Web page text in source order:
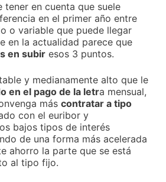
tener en cuenta que suele
en el primer año entre
o variable que puede llegar
en la actualidad parece que
en subir esos 3 puntos.
y medianamente alto que le
en el pago de la letra mensual,
más contratar a tipo
con el euribor y
bajos tipos de interés
de una forma más acelerada
ahorro la parte que se está
al tipo fijo.